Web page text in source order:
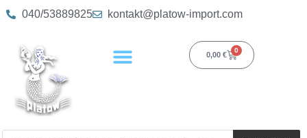
040/53889825 kontakt@platow-import.com
0,00 €
0